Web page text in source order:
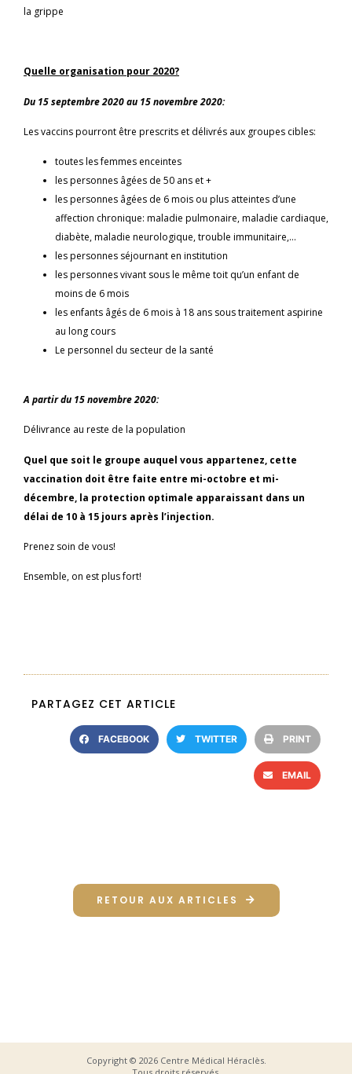
la grippe
Quelle organisation pour 2020?
Du 15 septembre 2020 au 15 novembre 2020:
Les vaccins pourront être prescrits et délivrés aux groupes cibles:
toutes les femmes enceintes
les personnes âgées de 50 ans et +
les personnes âgées de 6 mois ou plus atteintes d’une
affection chronique: maladie pulmonaire, maladie cardiaque,
diabète, maladie neurologique, trouble immunitaire,…
les personnes séjournant en institution
les personnes vivant sous le même toit qu’un enfant de
moins de 6 mois
les enfants âgés de 6 mois à 18 ans sous traitement aspirine
au long cours
Le personnel du secteur de la santé
A partir du 15 novembre 2020:
Délivrance au reste de la population
Quel que soit le groupe auquel vous appartenez, cette
vaccination doit être faite entre mi-octobre et mi-
décembre, la protection optimale apparaissant dans un
délai de 10 à 15 jours après l’injection.
Prenez soin de vous!
Ensemble, on est plus fort!
PARTAGEZ CET ARTICLE
FACEBOOK TWITTER PRINT
EMAIL
RETOUR AUX ARTICLES
Copyright © 2026 Centre Médical Héraclès.